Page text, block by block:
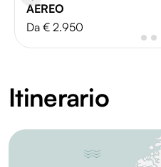
AEREO
Da € 2.950
Itinerario